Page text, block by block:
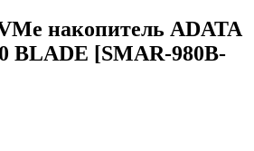
накопитель ADATA
BLADE [SMAR-980B-